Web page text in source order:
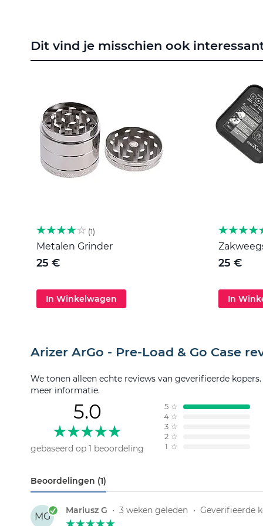
van
Dit vind je misschien ook
1
Metalen Grinder
25 €
In Winkelwagen
25 €
In
Arizer ArGo - Pre-Load & Go Case
We tonen alleen echte reviews van geverifieerde
meer informatie.
5.0
gebaseerd op 1 beoordeling
5 ☆
4 ☆
3 ☆
2 ☆
1 ☆
Beoordelingen (1)
MG
Mariusz G • 3 weken geleden • Geverifieerde